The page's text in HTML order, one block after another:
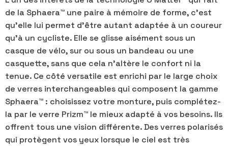
de la Sphaera™ une paire à mémoire de forme, c'est
qu'elle lui permet d'être autant adaptée à un coureur
qu'à un cycliste. Elle se glisse aisément sous un
casque de vélo, sur ou sous un bandeau ou une
casquette, sans que cela n'altère le confort ni la
tenue. Ce côté versatile est enrichi par le large choix
de verres interchangeables qui composent la gamme
Sphaera™ : choisissez votre monture, puis complétez-
la par le verre Prizm™ le mieux adapté à vos besoins. Ils
offrent tous une vision différente. Des verres polarisés
qui protègent vos yeux lorsque le ciel est très